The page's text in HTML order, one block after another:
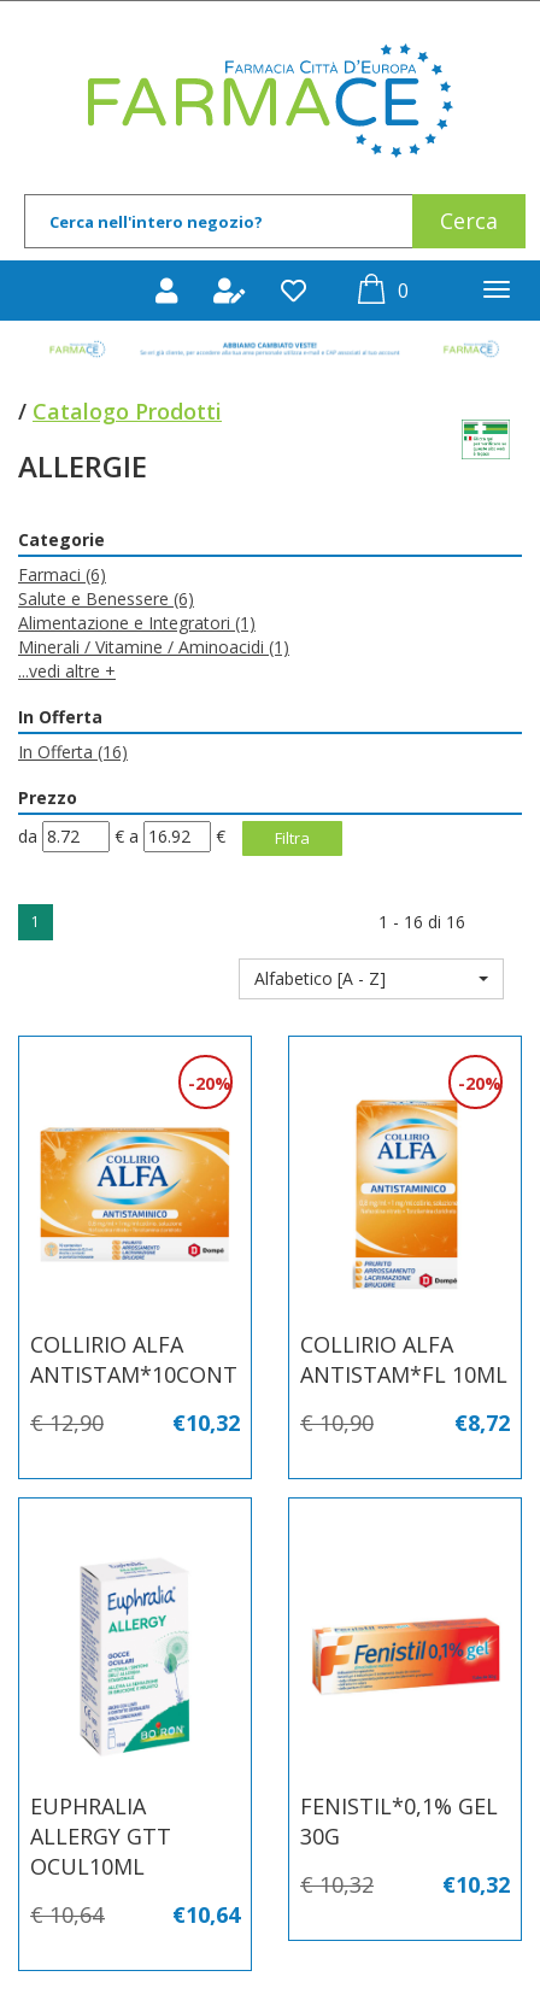
Prodotto
0prodotti
/ Catalogo Prodotti
ALLERGIE
Categorie
Farmaci (6)
Salute e Benessere (6)
Alimentazione e Integratori (1)
Minerali / Vitamine / Aminoacidi (1)
...vedi altre +
In Offerta
In Offerta (16)
Prezzo
filtra
da € filtra
a €
1 1 - 16 di 16
Alfabetico [A - Z]
COLLIRIO ALFA
ANTISTAM*10CONT
20%
€ 12,90 €10,32
COLLIRIO ALFA
ANTISTAM*FL 10ML
20%
€ 10,90 €8,72
EUPHRALIA
ALLERGY GTT
OCUL10ML
€10,64
€ 10,64
FENISTIL*0,1% GEL
30G
€10,32
€ 10,32